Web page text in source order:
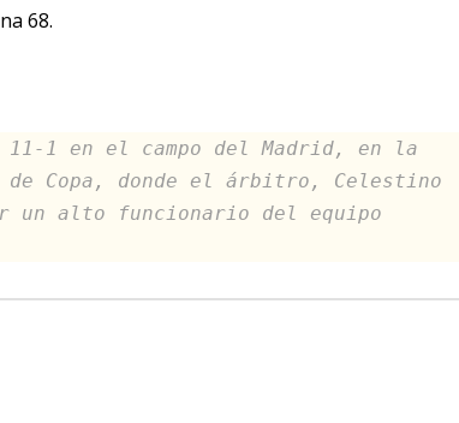
68.
11-1 en el campo del Madrid, en la
Copa, donde el árbitro, Celestino
un alto funcionario del equipo